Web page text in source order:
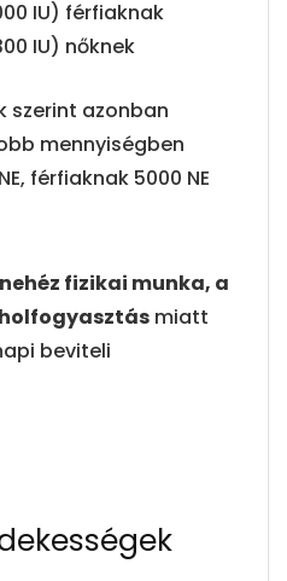
IU) férfiaknak
IU) nőknek
szerint azonban
mennyiségben
férfiaknak 5000 NE
fizikai munka, a
miatt
beviteli